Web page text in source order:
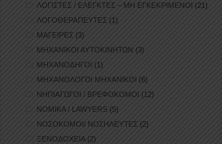
ΛΟΓΙΣΤΕΣ / ΕΛΕΓΚΤΕΣ – ΜΗ ΕΓΚΕΚΡΙΜΕΝΟΙ (21)
ΛΟΓΟΘΕΡΑΠΕΥΤΕΣ (1)
ΜΑΓΕΙΡΕΣ (3)
ΜΗΧΑΝΙΚΟΙ ΑΥΤΟΚΙΝΗΤΩΝ (3)
ΜΗΧΑΝΟΔΗΓΟΙ (1)
ΜΗΧΑΝΟΛΟΓΟΙ ΜΗΧΑΝΙΚΟΙ (6)
ΝΗΠΙΑΓΩΓΟΙ / ΒΡΕΦΟΚΟΜΟΙ (12)
ΝΟΜΙΚΑ / LAWYERS (5)
ΝΟΣΟΚΟΜΟΙ/ ΝΟΣΗΛΕΥΤΕΣ (2)
ΞΕΝΟΔΟΧΕΙΑ(2)